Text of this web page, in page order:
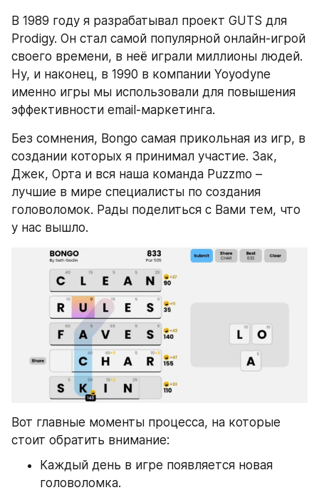
В 1989 году я разрабатывал проект GUTS для
Prodigy. Он стал самой популярной онлайн-игрой
своего времени, в неё играли миллионы людей.
Ну, и наконец, в 1990 в компании Yoyodyne
именно игры мы использовали для повышения
эффективности email-маркетинга.
Без сомнения, Bongo самая прикольная из игр, в
создании которых я принимал участие. Зак,
Джек, Орта и вся наша команда Puzzmo –
лучшие в мире специалисты по создания
головоломок. Рады поделиться с Вами тем, что
у нас вышло.
Вот главные моменты процесса, на которые
стоит обратить внимание:
Каждый день в игре появляется новая
головоломка.